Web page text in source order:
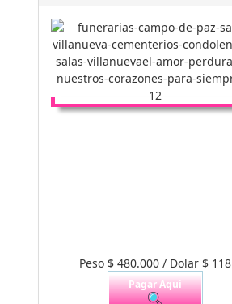
Peso $ 480.000 / Dolar $ 118
Pagar Aquí